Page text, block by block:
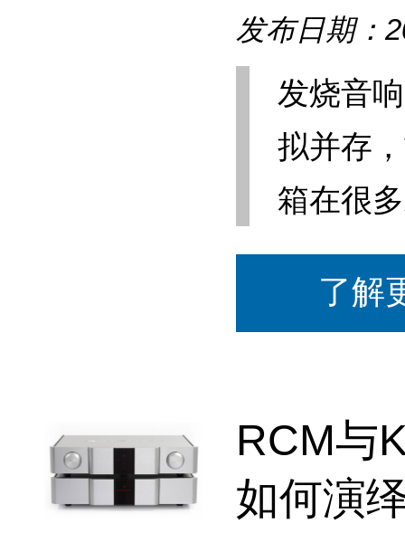
发布日期：
发烧音
拟并存
箱在很
了解
RCM与
如何演